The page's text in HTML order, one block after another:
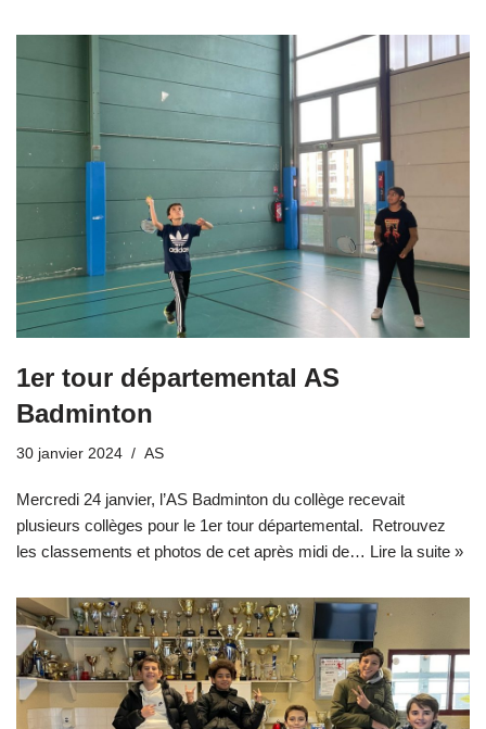
1er tour départemental AS
Badminton
30 janvier 2024 AS
Mercredi 24 janvier, l’AS Badminton du collège recevait
plusieurs collèges pour le 1er tour départemental. Retrouvez
les classements et photos de cet après midi de… Lire la suite »